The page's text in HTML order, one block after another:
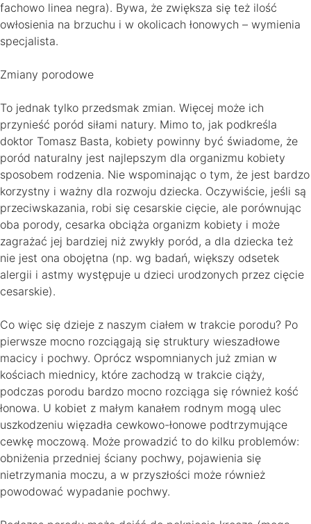
fachowo linea negra). Bywa, że zwiększa się też ilość
owłosienia na brzuchu i w okolicach łonowych – wymienia
specjalista.
Zmiany porodowe
To jednak tylko przedsmak zmian. Więcej może ich
przynieść poród siłami natury. Mimo to, jak podkreśla
doktor Tomasz Basta, kobiety powinny być świadome, że
poród naturalny jest najlepszym dla organizmu kobiety
sposobem rodzenia. Nie wspominając o tym, że jest bardzo
korzystny i ważny dla rozwoju dziecka. Oczywiście, jeśli są
przeciwskazania, robi się cesarskie cięcie, ale porównując
oba porody, cesarka obciąża organizm kobiety i może
zagrażać jej bardziej niż zwykły poród, a dla dziecka też
nie jest ona obojętna (np. wg badań, większy odsetek
alergii i astmy występuje u dzieci urodzonych przez cięcie
cesarskie).
Co więc się dzieje z naszym ciałem w trakcie porodu? Po
pierwsze mocno rozciągają się struktury wieszadłowe
macicy i pochwy. Oprócz wspomnianych już zmian w
kościach miednicy, które zachodzą w trakcie ciąży,
podczas porodu bardzo mocno rozciąga się również kość
łonowa. U kobiet z małym kanałem rodnym mogą ulec
uszkodzeniu więzadła cewkowo-łonowe podtrzymujące
cewkę moczową. Może prowadzić to do kilku problemów:
obniżenia przedniej ściany pochwy, pojawienia się
nietrzymania moczu, a w przyszłości może również
powodować wypadanie pochwy.